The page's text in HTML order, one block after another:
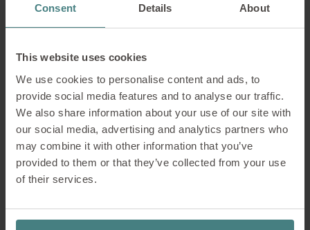
Consent Details About
This website uses cookies
We use cookies to personalise content and ads, to
provide social media features and to analyse our traffic.
We also share information about your use of our site with
our social media, advertising and analytics partners who
may combine it with other information that you’ve
provided to them or that they’ve collected from your use
of their services.
se:lounge light
Comoda poltrona lounge dal
se:lounge light